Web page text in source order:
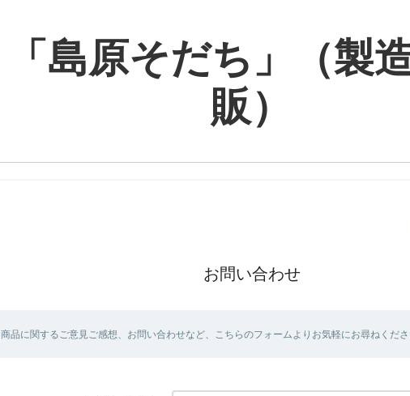
「島原そだち」（製
販）
お問い合わせ
商品に関するご意見ご感想、お問い合わせなど、こちらのフォームよりお気軽にお尋ねくださ